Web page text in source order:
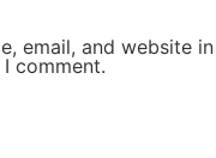
email, and website
comment.